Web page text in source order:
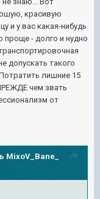
красивую
и у вас какая-нибудь
проще - долго и нудно
допускать такого
лишние 15
чем звать
от
MixoV_Bane_